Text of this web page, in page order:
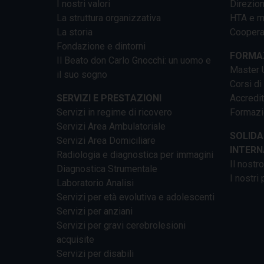
I nostri valori
La struttura organizzativa
La storia
Fondazione e dintorni
Il Beato don Carlo Gnocchi: un uomo e
il suo sogno
SERVIZI E PRESTAZIONI
Servizi in regime di ricovero
Servizi Area Ambulatoriale
Servizi Area Domiciliare
Radiologia e diagnostica per immagini
Diagnostica Strumentale
Laboratorio Analisi
Servizi per età evolutiva e adolescenti
Servizi per anziani
Servizi per gravi cerebrolesioni
acquisite
Servizi per disabili
HTA e
Master
Corsi di
Il
I